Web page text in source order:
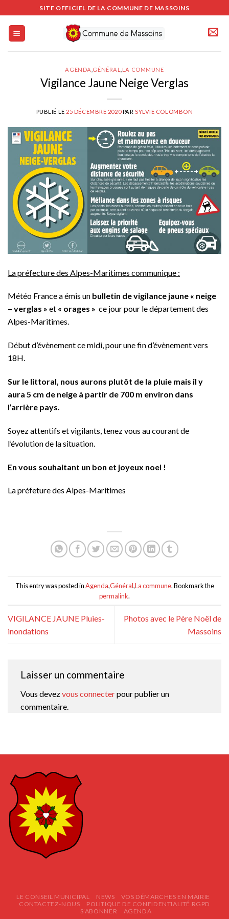
au
contenu
SITE OFFICIEL DE LA COMMUNE DE MASSOINS
AGENDA GÉNÉRAL LA COMMUNE
Vigilance Jaune Neige Verglas
PUBLIÉ LE 25 DÉCEMBRE 2020 PAR SYLVIE COLOMBON
La préfecture des Alpes-Maritimes communique :
Météo France a émis un bulletin de vigilance jaune « neige
– verglas » et « orages » ce jour pour le département des
Alpes-Maritimes.
Début d’évènement ce midi, pour une fin d’évènement vers
18H.
Sur le littoral, nous aurons plutôt de la pluie mais il y
aura 5 cm de neige à partir de 700 m environ dans
l’arrière pays.
Soyez attentifs et vigilants, tenez vous au courant de
l’évolution de la situation.
En vous souhaitant un bon et joyeux noel !
La préfeture des Alpes-Maritimes
This entry was posted inAgenda,Général,La commune. Bookmark the
permalink.
VIGILANCE JAUNE Pluies-
inondations
Photos avec le Père Noël de
Massoins
Laisser un commentaire
Vous devezvous connecterpour publier un
commentaire.
LE CONSEIL MUNICIPAL NEWS
VOS DÉMARCHES EN MAIRIE
CONTACTEZ-NOUS
POLITIQUE DE CONFIDENTIALITÉ RGPD
S’ABONNER
AGENDA